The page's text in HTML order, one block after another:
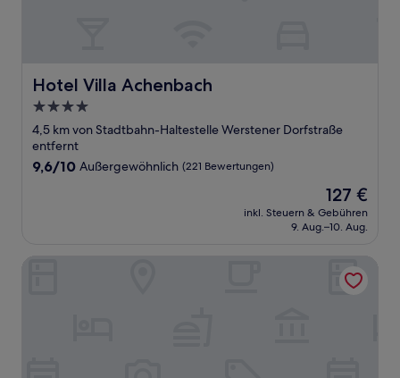
Hotel Villa Achenbach
Hotel Villa Achenbach
4.0-
Sterne-
Unterkunft
4,5 km von Stadtbahn-Haltestelle Werstener Dorfstraße
entfernt
9.6
9,6/10 Außergewöhnlich (221 Bewertungen)
Der
Preis
beträgt
127 €
inkl. Steuern & Gebühren
9. Aug.–10. Aug.